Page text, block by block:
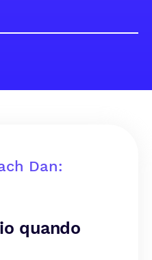
Dan:
quando